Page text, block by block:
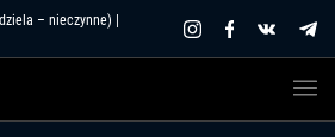
– nieczynne) |